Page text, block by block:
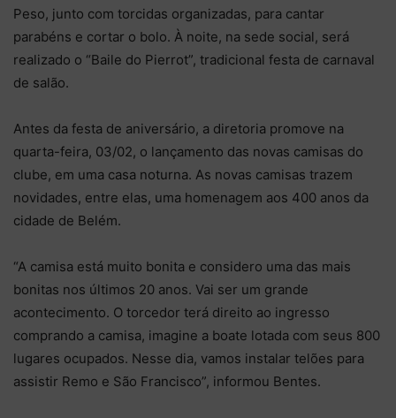
Peso, junto com torcidas organizadas, para cantar
parabéns e cortar o bolo. À noite, na sede social, será
realizado o “Baile do Pierrot”, tradicional festa de carnaval
de salão.
Antes da festa de aniversário, a diretoria promove na
quarta-feira, 03/02, o lançamento das novas camisas do
clube, em uma casa noturna. As novas camisas trazem
novidades, entre elas, uma homenagem aos 400 anos da
cidade de Belém.
“A camisa está muito bonita e considero uma das mais
bonitas nos últimos 20 anos. Vai ser um grande
acontecimento. O torcedor terá direito ao ingresso
comprando a camisa, imagine a boate lotada com seus 800
lugares ocupados. Nesse dia, vamos instalar telões para
assistir Remo e São Francisco”, informou Bentes.